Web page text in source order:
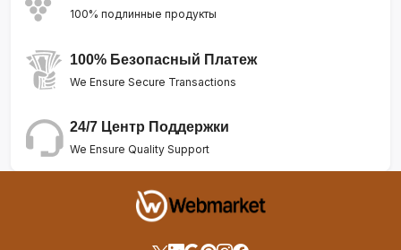
100% подлинные продукты
100% Безопасный Платеж
We Ensure Secure Transactions
24/7 Центр Поддержки
We Ensure Quality Support